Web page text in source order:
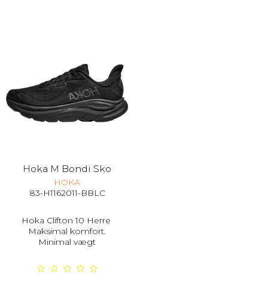
Hoka M Bondi Sko
HOKA
83-H1162011-BBLC
Hoka Clifton 10 Herre
Maksimal komfort.
Minimal vægt